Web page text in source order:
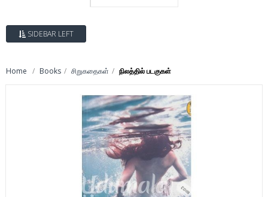
SIDEBAR LEFT
Home Books சிறுகதைகள் நிலத்தில் படகுகள்